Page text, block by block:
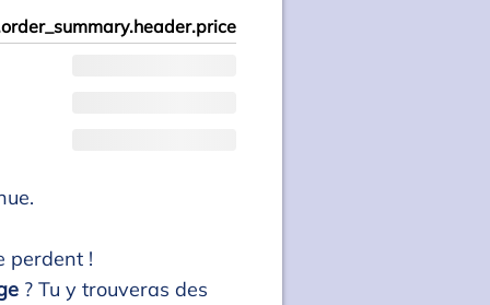
perdent !
? Tu y trouveras des